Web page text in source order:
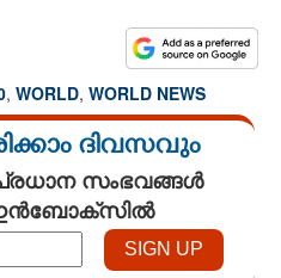
, WORLD, WORLD NEWS
ദിവസവും
സംഭവങ്ങൾ
ഇൻബോക്സിൽ